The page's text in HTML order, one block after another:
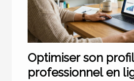
Optimiser son profil
professionnel en